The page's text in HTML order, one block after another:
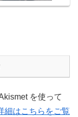
を使って
細はこちらをご覧